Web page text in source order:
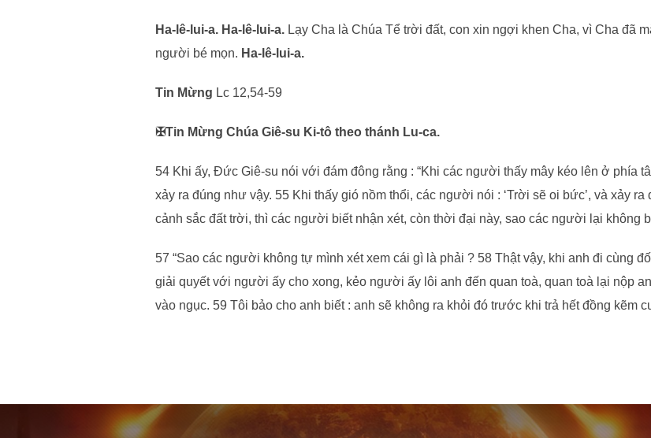
Ha-lê-lui-a. Ha-lê-lui-a. Lạy Cha là Chúa Tể trời đất, con xin ngợi khen Cha, vì Cha đã
người bé mọn. Ha-lê-lui-a.
Tin Mừng Lc 12,54-59
✠Tin Mừng Chúa Giê-su Ki-tô theo thánh Lu-ca.
54 Khi ấy, Đức Giê-su nói với đám đông rằng : “Khi các người thấy mây kéo lên ở phía
xảy ra đúng như vậy. 55 Khi thấy gió nồm thổi, các người nói : ‘Trời sẽ oi bức’, và xảy
cảnh sắc đất trời, thì các người biết nhận xét, còn thời đại này, sao các người lại không
57 “Sao các người không tự mình xét xem cái gì là phải ? 58 Thật vậy, khi anh đi cùng
giải quyết với người ấy cho xong, kẻo người ấy lôi anh đến quan toà, quan toà lại nộp
vào ngục. 59 Tôi bảo cho anh biết : anh sẽ không ra khỏi đó trước khi trả hết đồng kẽm